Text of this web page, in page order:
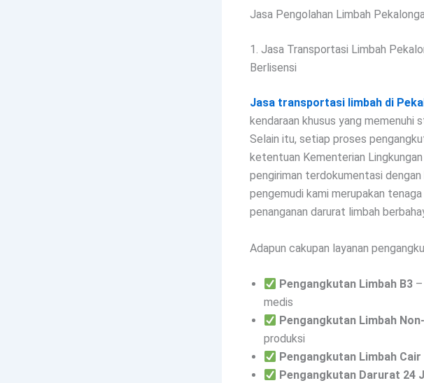
Jasa Pengolahan Limbah
1. Jasa Transportasi Limbah
Berlisensi
Jasa transportasi limbah di
kendaraan khusus yang memenuhi
Selain itu, setiap proses
ketentuan Kementerian
pengiriman terdokumentasi dengan
pengemudi kami merupakan
penanganan darurat limbah
Adapun cakupan layanan
Pengangkutan Limbah B3
medis
Pengangkutan Limbah
produksi
Pengangkutan Limbah Cair
Pengangkutan Darurat 24